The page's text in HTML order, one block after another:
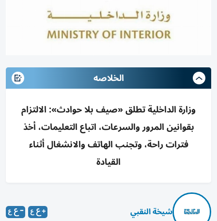
الخلاصه
وزارة الداخلية تطلق «صيف بلا حوادث»: الالتزام
بقوانين المرور والسرعات، اتباع التعليمات، أخذ
فترات راحة، وتجنب الهاتف والانشغال أثناء
القيادة
شيخة النقبي